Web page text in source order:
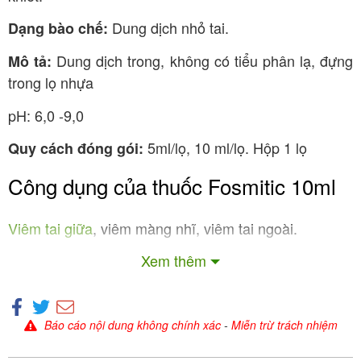
Dạng bào chế: Dung dịch nhỏ tai.
Mô tả: Dung dịch trong, không có tiểu phân lạ, đựng
trong lọ nhựa
pH: 6,0 -9,0
Quy cách đóng gói: 5ml/lọ, 10 ml/lọ. Hộp 1 lọ
Công dụng của thuốc Fosmitic 10ml
Xem thêm
Viêm tai giữa, viêm màng nhĩ, viêm tai ngoài.
Chỉ định cho các trường hợp nhiễm khuẩn do các vi
Proteus, Pseudomonas aeruginosa.
Cách dùng – liều dùng của thuốc
Báo cáo nội dung không chính xác- Miễn trừ trách nhiệm